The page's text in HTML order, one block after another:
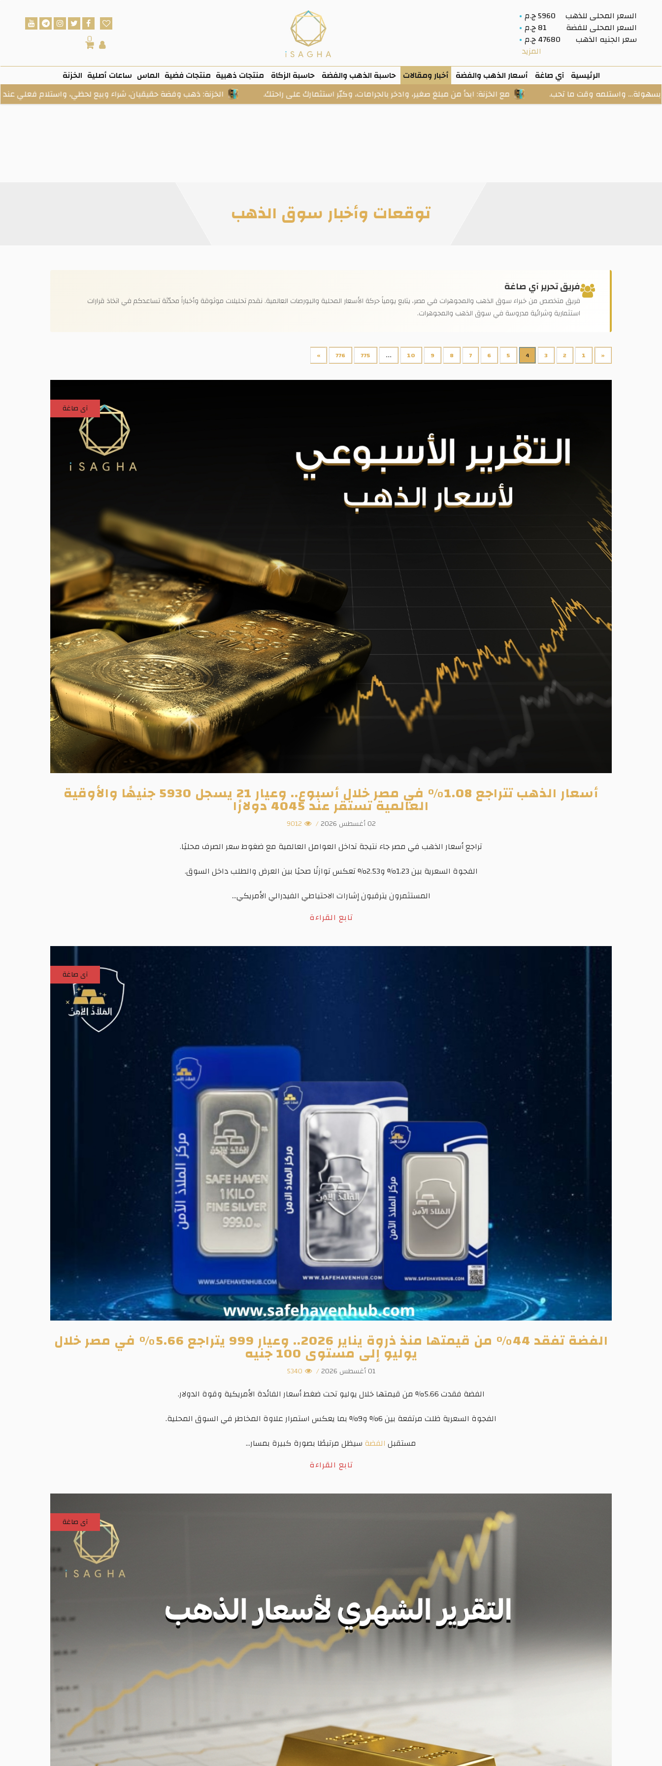
السعر المحلى للذهب
5960 ج.م
السعر المحلى للفضة
81 ج.م
سعر الجنيه الذهب
47680 ج.م
المزيد
0
الرئيسية آي صاغة أسعار الذهب والفضة أخبار ومقالات حاسبة الذهب والفضة حاسبة الزكاة منتجات ذهبية منتجات فضية الماس ساعات أصلية الخزنة
الخزنة: ذهب وفضة حقيقيان، شراء وبيع لحظي، واستلام فعلي عند الطلب. مع الخزنة: ابدأ من مبلغ صغير، وادخر بالجرامات، وكبّر استثمارك على راحتك. ما تحب.
توقعات وأخبار سوق الذهب
فريق تحرير آي صاغة
فريق متخصص من خبراء سوق الذهب والمجوهرات في مصر، يتابع يومياً حركة الأسعار المحلية والبورصات العالمية. نقدم تحليلات موثوقة وأخباراً محدّثة تساعدكم في اتخاذ قرارات
استثمارية وشرائية مدروسة في سوق الذهب والمجوهرات.
«
1
2
3
4
5
6
7
8
9
10
...
775
776
»
آى صاغة
أسعار الذهب تتراجع 1.08% في مصر خلال أسبوع.. وعيار 21 يسجل 5930 جنيهًا والأوقية
العالمية تستقر عند 4045 دولارًا
02 أغسطس 2026 /
9012
تراجع أسعار الذهب في مصر جاء نتيجة تداخل العوامل العالمية مع ضغوط سعر الصرف محليًا.
الفجوة السعرية بين 1.23% و2.53% تعكس توازنًا صحيًا بين العرض والطلب داخل السوق.
المستثمرون يترقبون إشارات الاحتياطي الفيدرالي الأمريكي...
تابع القراءة
آى صاغة
الفضة تفقد 44% من قيمتها منذ ذروة يناير 2026.. وعيار 999 يتراجع 5.66% في مصر خلال
يوليو إلى مستوى 100 جنيه
01 أغسطس 2026 /
5340
الفضة فقدت 5.66% من قيمتها خلال يوليو تحت ضغط أسعار الفائدة الأمريكية وقوة الدولار.
الفجوة السعرية ظلت مرتفعة بين 6% و9% بما يعكس استمرار علاوة المخاطر في السوق المحلية.
مستقبل الفضة سيظل مرتبطًا بصورة كبيرة بمسار...
تابع القراءة
آى صاغة